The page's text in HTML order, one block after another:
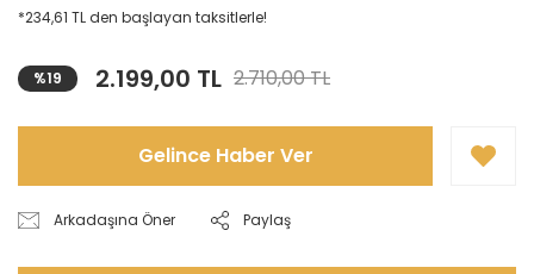
*234,61 TL den başlayan taksitlerle!
%19 2.199,00 TL 2.710,00 TL
Gelince Haber Ver
Arkadaşına Öner Paylaş